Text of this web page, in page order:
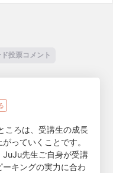
投票コメント
ころは、受講生の成長
っていくことです。
JuJu先生ご自身が受講
キングの実力に合わ